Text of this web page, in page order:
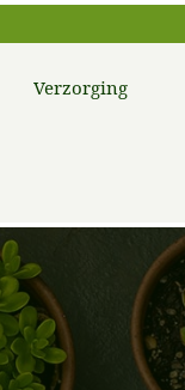
Verzorging